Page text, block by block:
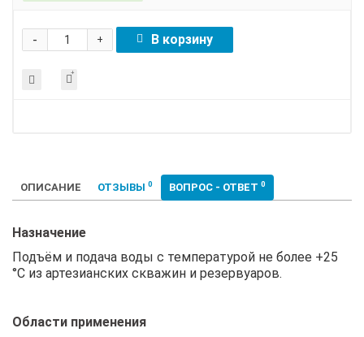
+
- В корзину
ОПИСАНИЕ ОТЗЫВЫ 0 ВОПРОС - ОТВЕТ 0
Назначение
Подъём и подача воды с температурой не более +25
°С из артезианских скважин и резервуаров.
Области применения